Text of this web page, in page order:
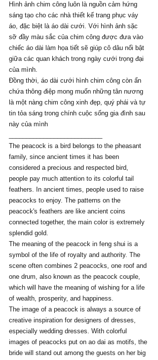
Hình ảnh chim công luôn là nguồn cảm hứng
sáng tạo cho các nhà thiết kế trang phục váy
áo, đặc biệt là áo dài cưới. Với hình ảnh sặc
sỡ đầy màu sắc của chim công được đưa vào
chiếc áo dài làm họa tiết sẽ giúp cô dâu nổi bật
giữa các quan khách trong ngày cưới trọng đại
của mình.
Đồng thời, áo dài cưới hình chim công còn ẩn
chứa thông điệp mong muốn những tân nương
là một nàng chim công xinh đẹp, quý phái và tự
tin tỏa sáng trong chính cuộc sống gia đình sau
này của mình
The peacock is a bird belongs to the pheasant
family, since ancient times it has been
considered a precious and respected bird,
people pay much attention to its colorful tail
feathers. In ancient times, people used to raise
peacocks to enjoy. The patterns on the
peacock's feathers are like ancient coins
connected together, the main color is extremely
splendid gold.
The meaning of the peacock in feng shui is a
symbol of the life of royalty and authority. The
scene often combines 2 peacocks, one roof and
one drum, also known as the peacock couple,
which will have the meaning of wishing for a life
of wealth, prosperity, and happiness.
The image of a peacock is always a source of
creative inspiration for designers of dresses,
especially wedding dresses. With colorful
images of peacocks put on ao dai as motifs, the
bride will stand out among the guests on her big